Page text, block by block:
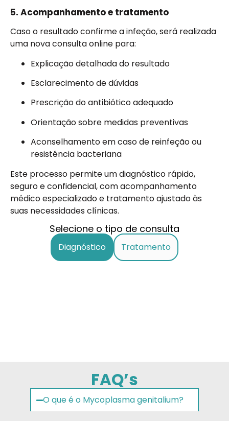
5. Acompanhamento e tratamento
Caso o resultado confirme a infeção, será realizada
uma nova consulta online para:
Explicação detalhada do resultado
Esclarecimento de dúvidas
Prescrição do antibiótico adequado
Orientação sobre medidas preventivas
Aconselhamento em caso de reinfeção ou
resistência bacteriana
Este processo permite um diagnóstico rápido,
seguro e confidencial, com acompanhamento
médico especializado e tratamento ajustado às
suas necessidades clínicas.
Selecione o tipo de consulta
Diagnóstico Tratamento
FAQ’s
O que é o Mycoplasma genitalium?